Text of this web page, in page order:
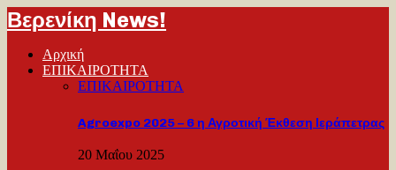
Βερενίκη News!
Αρχική
ΕΠΙΚΑΙΡΟΤΗΤΑ
ΕΠΙΚΑΙΡΟΤΗΤΑ
Agroexpo 2025 – 6 η Αγροτική Έκθεση Ιεράπετρας
20 Μαΐου 2025